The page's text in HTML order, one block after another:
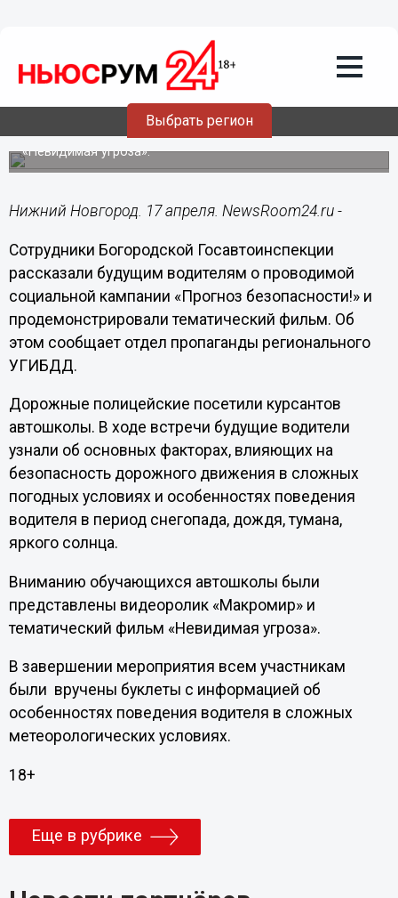
Выбрать регион
Курсанты автошкол узнали о
«Прогнозе нижегородской
Вниманию обучающихся автошколы были представлены
видеоролик «Макромир» и тематический фильм
«Невидимая угроза».
Нижний Новгород. 17 апреля. NewsRoom24.ru -
Сотрудники Богородской Госавтоинспекции
рассказали будущим водителям о проводимой
социальной кампании «Прогноз безопасности!» и
продемонстрировали тематический фильм. Об
этом сообщает отдел пропаганды регионального
УГИБДД.
Дорожные полицейские посетили курсантов
автошколы. В ходе встречи будущие водители
узнали об основных факторах, влияющих на
безопасность дорожного движения в сложных
погодных условиях и особенностях поведения
водителя в период снегопада, дождя, тумана,
яркого солнца.
Вниманию обучающихся автошколы были
представлены видеоролик «Макромир» и
тематический фильм «Невидимая угроза».
В завершении мероприятия всем участникам
были вручены буклеты с информацией об
особенностях поведения водителя в сложных
метеорологических условиях.
18+
Еще в рубрике